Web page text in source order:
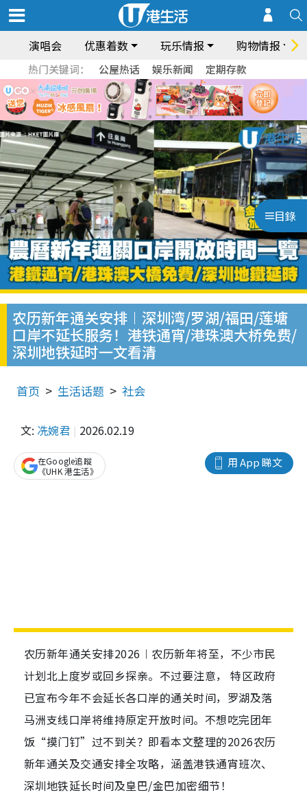
演唱会 优惠着数 玩乐情报 购物情报
热门关键词： 公屋热话 娱乐新闻 定期存款
目錄
农历新年通关安排︱深圳湾/罗湖/福田/莲塘
口岸不延长服务！港铁通宵/港珠澳大桥免费/
深圳地铁延时一文看清
首页 生活话题 社会
文: 冼婉君 2026.02.19
用 App 睇文
在Google追蹤
《UHK 港生活》
农历新年通关安排2026︱农历新年将至，不少市民
计划北上度岁或回乡探亲。不过要注意， 特区政府
已宣布今年不会延长各口岸的通关时间，罗湖及落
马洲支线口岸将维持原定开放时间。不想吃完团年
饭“摸门钉”过不到关？即看本文整理的2026农历
新年通关及交通安排全攻略，涵盖港铁通宵班次、
深圳地铁延长时间及皇巴/金巴加密细节！